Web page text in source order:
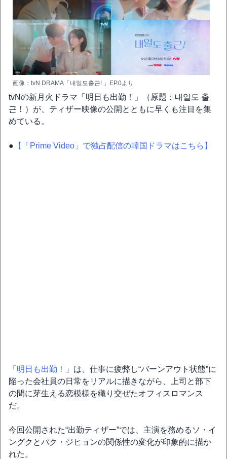
画像：tvN DRAMA「내일도출근! 」EP.0より
tvNの新月火ドラマ「明日も出勤！」（原題：내일도 출
근！）が、ティザー映像の公開とともに早くも注目を集
めている。
● 【「Prime Video」で独占配信の韓国ドラマはこちら】
「明日も出勤！」 は、仕事に疲弊し“バーンアウト状態”に
陥った会社員の日常をリアルに描きながら、上司と部下
の間に芽生える恋模様を織り交ぜたオフィスロマンス
だ。
今回公開された“出勤ティザー”では、主演を務めるソ・イ
ングクとパク・ジヒョンの関係性の変化が印象的に描か
れた。